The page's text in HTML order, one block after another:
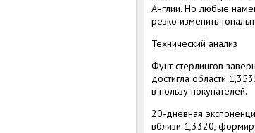
Англии. Но любые
резко изменить
Технический анализ
Фунт стерлингов
достигла области
в пользу покупателей.
20-дневная
вблизи 1,3320,